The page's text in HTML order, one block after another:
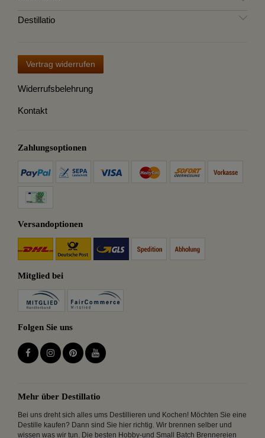
Destillatio
Vertrag widerrufen
Widerrufsbelehrung
Kontakt
Zahlungsoptionen
Versandoptionen
Mitglied bei
Folgen Sie uns
Mehr über Destillatio
Bei uns dreht sich alles ums Destillieren und Kochen! Möchten Sie eine
Destille kaufen? Dann sind Sie hier richtig. Wir brennen selber und
wissen was wir tun. Die besten Hobby-und Small Batch Brennereien